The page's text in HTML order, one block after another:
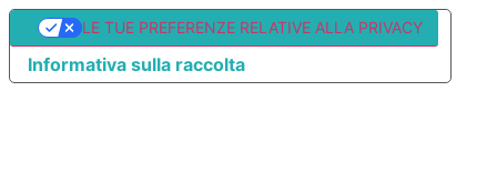
Informativa sulla raccolta
LE TUE PREFERENZE RELATIVE ALLA PRIVACY